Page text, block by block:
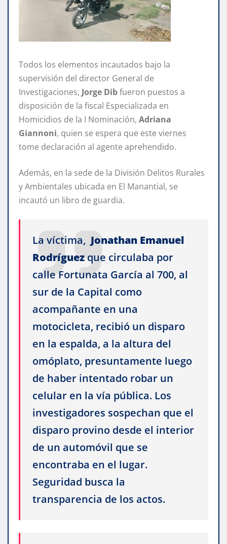
Todos los elementos incautados bajo la
supervisión del director General de
Investigaciones, Jorge Dibfueron puestos a
disposición de la fiscal Especializada en
Homicidios de la I Nominación, Adriana
Giannoni, quien se espera que este viernes
tome declaración al agente aprehendido.
Además, en la sede de la División Delitos Rurales
y Ambientales ubicada en El Manantial, se
incautó un libro de guardia.
La víctima, Jonathan Emanuel
Rodríguez que circulaba por
calle Fortunata García al 700, al
sur de la Capital como
acompañante en una
motocicleta, recibió un disparo
en la espalda, a la altura del
omóplato, presuntamente luego
de haber intentado robar un
celular en la vía pública. Los
investigadores sospechan que el
disparo provino desde el interior
de un automóvil que se
encontraba en el lugar.
Seguridad busca la
transparencia de los actos.